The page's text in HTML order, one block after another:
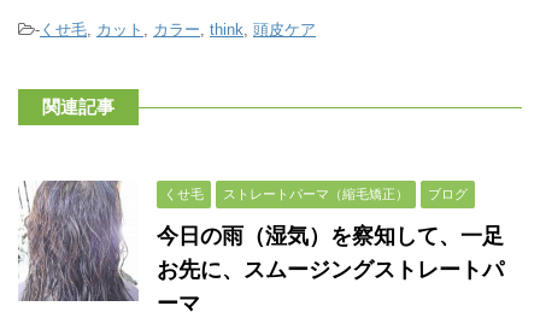
- くせ毛 カット カラー think 頭皮ケア
関連記事
くせ毛 ストレートパーマ（縮毛矯正） ブログ
今日の雨（湿気）を察知して、一足
お先に、スムージングストレートパ
ーマ